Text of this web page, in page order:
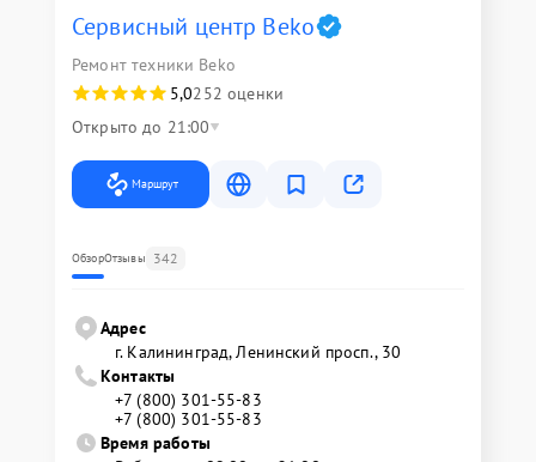
Сервисный центр Beko
Ремонт техники Beko
5,0252 оценки
Открыто до 21:00
Маршрут
ОбзорОтзывы 342
Адрес
г. Калининград, Ленинский просп., 30
Контакты
+7 (800) 301-55-83
+7 (800) 301-55-83
Время работы